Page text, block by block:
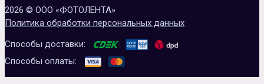
2026 © ООО «ФОТОЛЕНТА»
Политика обработки персональных данных
Способы доставки:
Способы оплаты: